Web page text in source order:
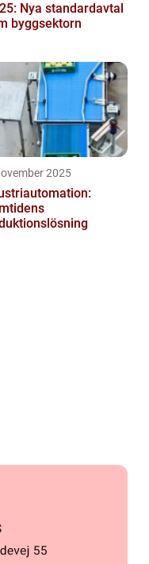
Nya standardavtal
byggsektorn
2025